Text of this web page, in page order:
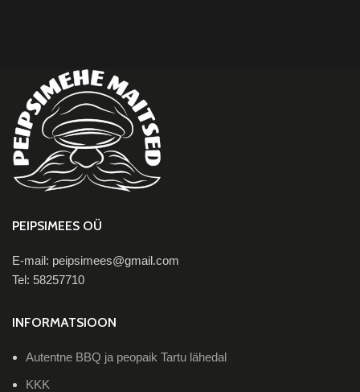
PEIPSIMEES OÜ
E-mail: peipsimees@gmail.com
Tel: 58257710
INFORMATSIOON
Autentne BBQ ja peopaik Tartu lähedal
KKK